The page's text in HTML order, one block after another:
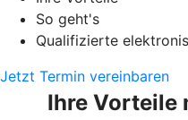
So geht's
Qualifizierte
Jetzt Termin vereinbaren
Ihre Vorteile